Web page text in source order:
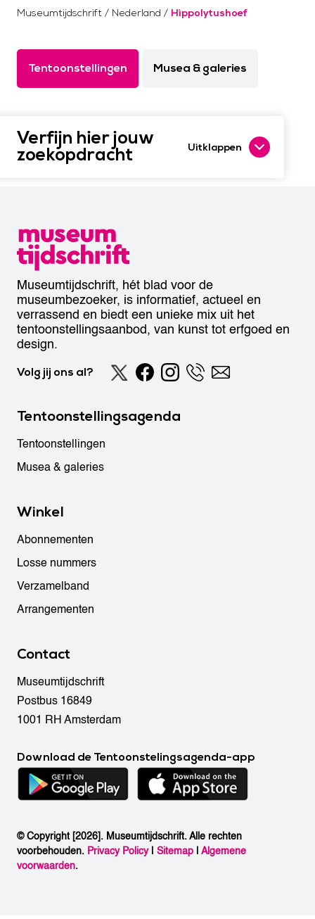
Museumtijdschrift / Nederland / Hippolytushoef
Tentoonstellingen Musea & galeries
Verfijn hier jouw
zoekopdracht Uitklappen
Museumtijdschrift, hét blad voor de
museumbezoeker, is informatief, actueel en
verrassend en biedt een unieke mix uit het
tentoonstellingsaanbod, van kunst tot erfgoed en
design.
Volg jij ons al?
Tentoonstellingsagenda
Tentoonstellingen
Musea & galeries
Winkel
Abonnementen
Losse nummers
Verzamelband
Arrangementen
Contact
Museumtijdschrift
Postbus 16849
1001 RH Amsterdam
Download de Tentoonstelingsagenda-app
© Copyright [2026]. Museumtijdschrift. Alle rechten
voorbehouden. Privacy Policy| Sitemap |Algemene
voorwaarden.